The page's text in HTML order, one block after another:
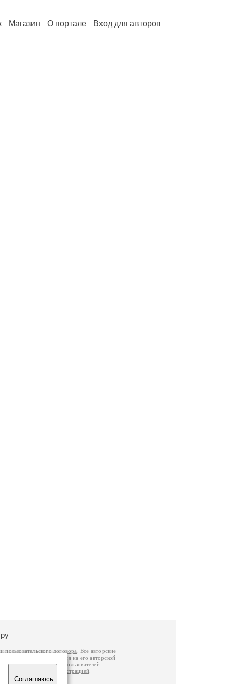
Магазин О портале Вход для авторов
Соглашаюсь
пользовательского договора
. Все авторские
вы можете обратиться на его авторской
Федерации. Данные пользователей
связаться с администрацией